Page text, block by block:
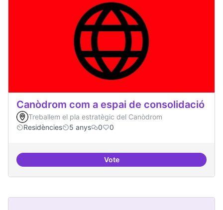
Canòdrom com a espai de consolidació
Treballem el pla estratègic del Canòdrom
Residències
5 anys 0 0
VoteCanòdrom com a espai de